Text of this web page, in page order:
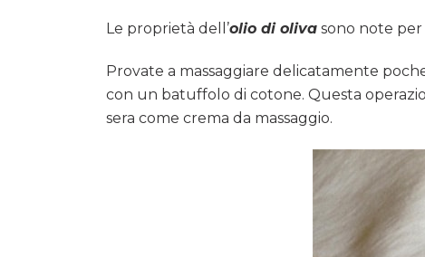
Le proprietà dell’olio di oliva sono note
Provate a massaggiare delicatamente
con un batuffolo di cotone. Questa
sera come crema da massaggio.